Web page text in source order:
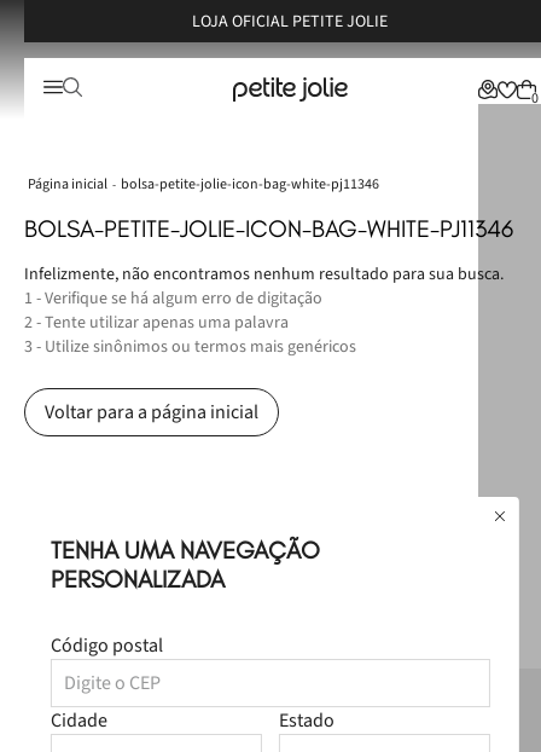
LOJA OFICIAL PETITE JOLIE
TENHA UMA NAVEGAÇÃO
PERSONALIZADA
Código postal
Cidade Estado
0
bolsa-petite-jolie-icon-bag-white-pj11346
BOLSA-PETITE-JOLIE-ICON-BAG-WHITE-PJ11346
Infelizmente, não encontramos nenhum resultado para sua busca.
1 - Verifique se há algum erro de digitação
2 - Tente utilizar apenas uma palavra
3 - Utilize sinônimos ou termos mais genéricos
Voltar para a página inicial
NEWSLETTER